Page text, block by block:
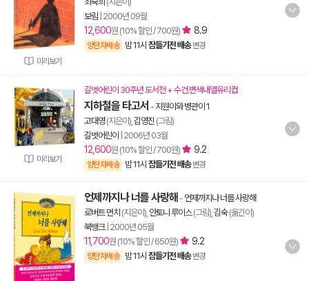
미리보기
보림 2000년 09월
12,600원 (10% 할인 / 700원) 8.9
양탄자배송 밤 11시 잠들기전 배송 변경
미리보기
길벗어린이 30주년 도서전 + 수건.변색내열유리컵
지하철을 타고서 - 지원이와 병관이 1
고대영(지은이), 김영진 (그림)
길벗어린이
2006년 03월
12,600원 (10% 할인 / 700원) 9.2
양탄자배송 밤 11시 잠들기전 배송 변경
언제까지나 너를 사랑해 - 언제까지나 너를 사랑해
로버트 먼치 (지은이), 안토니 루이스(그림), 김숙(옮긴이)
북뱅크| 2000년 05월
11,700원 (10% 할인 / 650원) 9.2
양탄자배송 밤 11시 잠들기전 배송 변경